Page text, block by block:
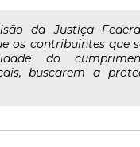
da Justiça
os contribuintes que
do
buscarem a